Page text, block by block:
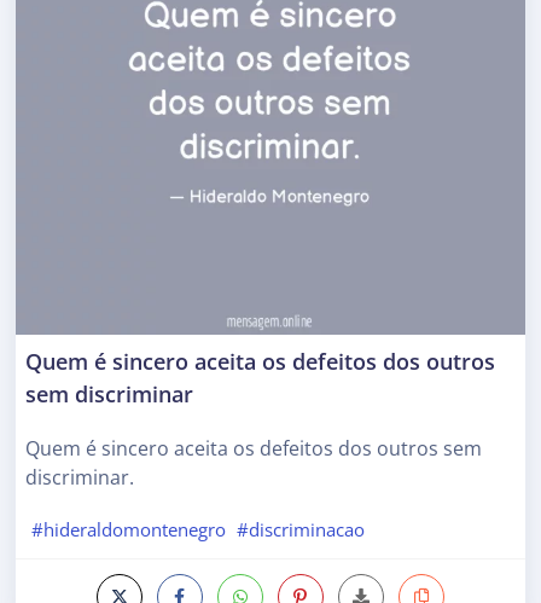
Quem é sincero aceita os defeitos dos outros
sem discriminar
Quem é sincero aceita os defeitos dos outros sem
discriminar.
#hideraldomontenegro #discriminacao